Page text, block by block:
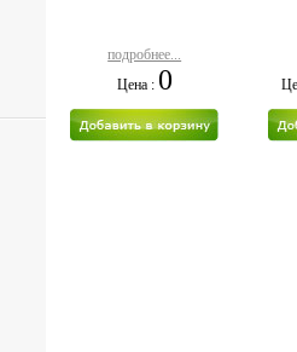
подробнее...
Цена : 0